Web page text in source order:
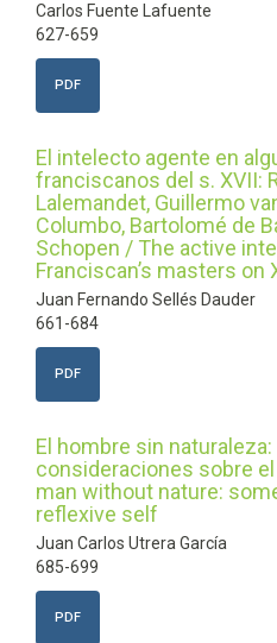
Carlos Fuente Lafuente
627-659
PDF
El intelecto agente en
franciscanos del s. XVII:
Lalemandet, Guillermo
Columbo, Bartolomé de
Schopen / The active
Franciscan’s masters on
Juan Fernando Sellés Dauder
661-684
PDF
El hombre sin
consideraciones sobre
man without nature:
reflexive self
Juan Carlos Utrera García
685-699
PDF